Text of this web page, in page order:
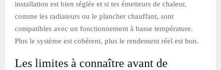
installation est bien réglée et si tes émetteurs de chaleur,
comme les radiateurs ou le plancher chauffant, sont
compatibles avec un fonctionnement à basse température.
Plus le système est cohérent, plus le rendement réel est bon.
Les limites à connaître avant de